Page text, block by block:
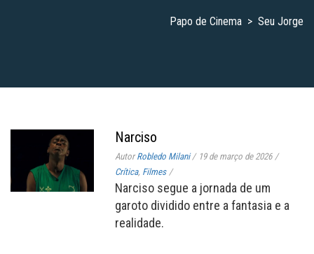
Papo de Cinema > Seu Jorge
Narciso
AutorRobledo Milani / 19 de março de 2026 /
Crítica, Filmes /
Narciso segue a jornada de um
garoto dividido entre a fantasia e a
realidade.